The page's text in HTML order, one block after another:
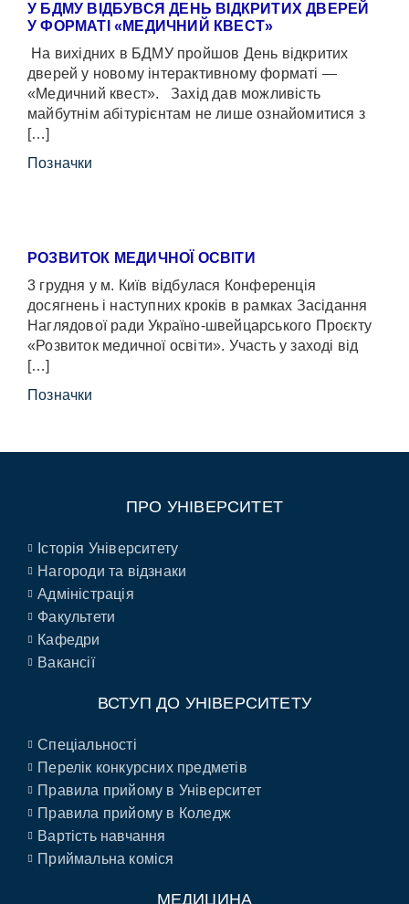
У БДМУ ВІДБУВСЯ ДЕНЬ ВІДКРИТИХ ДВЕРЕЙ
У ФОРМАТІ «МЕДИЧНИЙ КВЕСТ»
На вихідних в БДМУ пройшов День відкритих
дверей у новому інтерактивному форматі —
«Медичний квест». Захід дав можливість
майбутнім абітурієнтам не лише ознайомитися з
[…]
Позначки
РОЗВИТОК МЕДИЧНОЇ ОСВІТИ
3 грудня у м. Київ відбулася Конференція
досягнень і наступних кроків в рамках Засідання
Наглядової ради Україно-швейцарського Проєкту
«Розвиток медичної освіти». Участь у заході від
[…]
Позначки
ПРО УНІВЕРСИТЕТ
Історія Університету
Нагороди та відзнаки
Адміністрація
Факультети
Кафедри
Вакансії
ВСТУП ДО УНІВЕРСИТЕТУ
Спеціальності
Перелік конкурсних предметів
Правила прийому в Університет
Правила прийому в Коледж
Вартість навчання
Приймальна коміся
МЕДИЦИНА